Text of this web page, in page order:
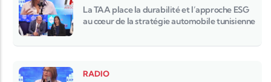
La TAA place la durabilité et l’approche ESG
au cœur de la stratégie automobile tunisienne
RADIO